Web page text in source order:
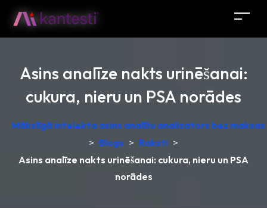
Asins analīze nakts urinēšanai:
cukura, nieru un PSA norādes
Mākslīgā intelekta asins analīžu analizators bez
> Blogs > Raksti >
Asins analīze nakts urinēšanai: cukura, nieru un PSA
norādes